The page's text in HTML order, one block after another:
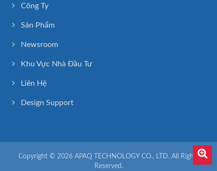
Công Ty
Sản Phẩm
Newsroom
Khu Vực Nhà Đầu Tư
Liên Hệ
Design Support
Copyright © 2026 APAQ TECHNOLOGY CO., LTD.All Rights
Reserved.